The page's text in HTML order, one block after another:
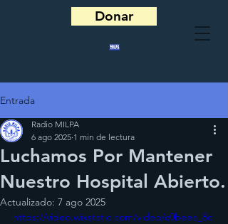
Donar
Entrada
Luchamos Por Mantener
Nuestro Hospital Abierto.
Radio MILPA
6 ago 2025 1 min de lectura
Actualizado: 7 ago 2025
https://video.wixstatic.com/video/c0beea_8c